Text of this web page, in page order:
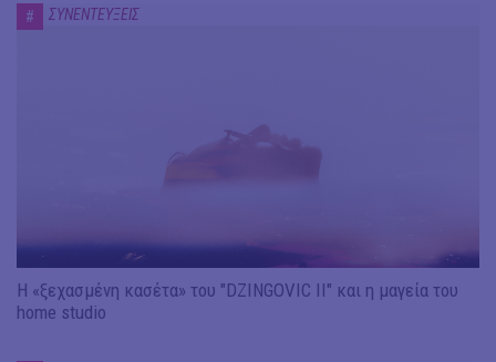
# ΣΥΝΕΝΤΕΥΞΕΙΣ
Η «ξεχασμένη κασέτα» του "DZINGOVIC II" και η μαγεία του
home studio